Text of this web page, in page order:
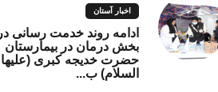
اخبار آستان
ادامه روند خدمت رسانی در
بخش درمان در بیمارستان
حضرت خدیجه کبری (علیها
السلام) ب...